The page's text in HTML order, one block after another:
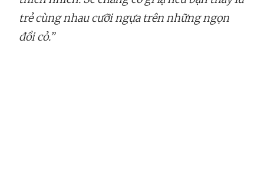
trẻ cùng nhau cưỡi ngựa trên những ngọn
đồi cỏ.”